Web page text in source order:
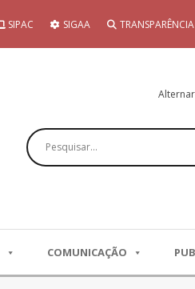
SIPAC SIGAA TRANSPARÊNCIA
Pesquisar
COMUNICAÇÃO